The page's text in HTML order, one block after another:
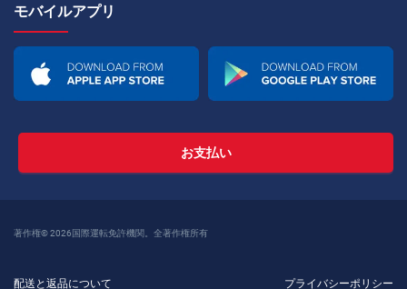
モバイルアプリ
お支払い
著作権© 2026国際運転免許機関。全著作権所有
配送と返品について プライバシーポリシー